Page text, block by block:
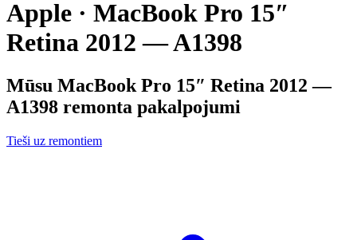
Apple · MacBook Pro 15″
Retina 2012 — A1398
Mūsu MacBook Pro 15″ Retina 2012 —
A1398 remonta pakalpojumi
Tieši uz remontiem